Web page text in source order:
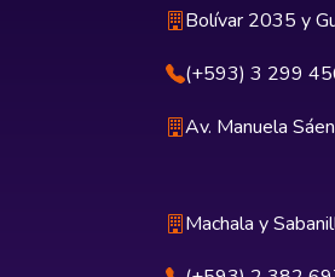
Bolívar 2035 y
(+593) 3 299
Av. Manuela
Machala y